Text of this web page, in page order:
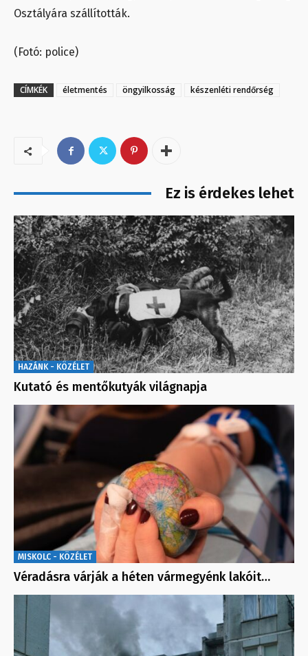
Osztályára szállították.
(Fotó: police)
CÍMKÉK életmentés öngyilkosság készenléti rendőrség
Ez is érdekes lehet
HAZÁNK - KÖZÉLET
Kutató és mentőkutyák világnapja
MISKOLC - KÖZÉLET
Véradásra várják a héten vármegyénk lakóit…